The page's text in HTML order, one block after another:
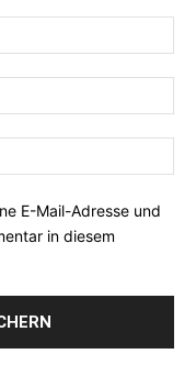
E-Mail-Adresse und
in diesem